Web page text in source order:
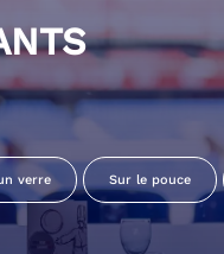
verre Sur le pouce